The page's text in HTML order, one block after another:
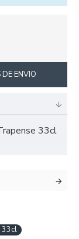
ENVIO
33cl
33cl